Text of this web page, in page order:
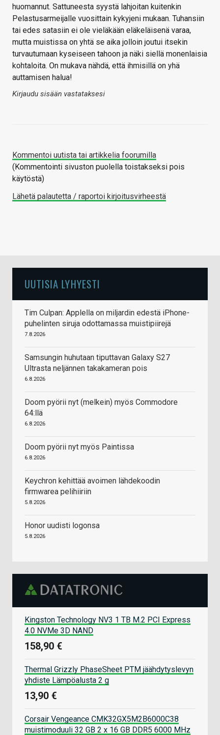
huomannut. Sattuneesta syystä lahjoitan kuitenkin
Pelastusarmeijalle vuosittain kykyjeni mukaan. Tuhansiin
tai edes satasiin ei ole vieläkään eläkeläisenä varaa,
mutta muistissa on yhtä se aika jolloin joutui itsekin
turvautumaan kyseiseen tahoon ja näki siellä monenlaisia
kohtaloita. On mukava nähdä, että ihmisillä on yhä
auttamisen halua!
Kirjaudu sisään vastataksesi
Kommentoi uutista tai artikkelia foorumilla
(Kommentointi sivuston puolella toistakseksi pois
käytöstä)
Lähetä palautetta / raportoi kirjoitusvirheestä
UUTISIA LYHYESTI
Tim Culpan: Applella on miljardin edestä iPhone-
puhelinten siruja odottamassa muistipiirejä
7.8.2026
Samsungin huhutaan tiputtavan Galaxy S27
Ultrasta neljännen takakameran pois
6.8.2026
Doom pyörii nyt (melkein) myös Commodore
64:llä
6.8.2026
Doom pyörii nyt myös Paintissa
6.8.2026
Keychron kehittää avoimen lähdekoodin
firmwarea pelihiiriin
5.8.2026
Honor uudisti logonsa
5.8.2026
Kingston Technology NV3 1 TB M.2 PCI Express
4.0 NVMe 3D NAND
158,90 €
Thermal Grizzly PhaseSheet PTM jäähdytyslevyn
yhdiste Lämpöalusta 2 g
13,90 €
Corsair Vengeance CMK32GX5M2B6000C38
muistimoduuli 32 GB 2 x 16 GB DDR5 6000 MHz